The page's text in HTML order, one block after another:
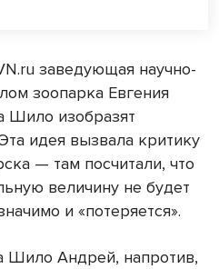
заведующая научно-
зоопарка Евгения
Шило изобразят
идея вызвала критику
— там посчитали, что
величину не будет
и «потеряется».
Шило Андрей, напротив,